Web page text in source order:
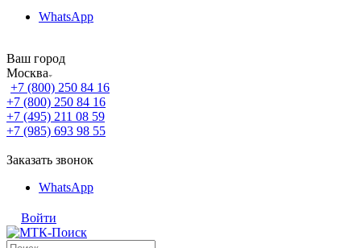
WhatsApp
Ваш город
Москва
+7 (800) 250 84 16
+7 (800) 250 84 16
+7 (495) 211 08 59
+7 (985) 693 98 55
Заказать звонок
WhatsApp
Войти